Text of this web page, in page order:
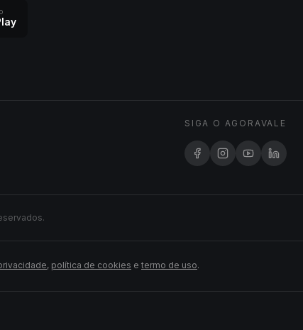
SIGA O AGORAVALE
, política de cookies e termo de uso.